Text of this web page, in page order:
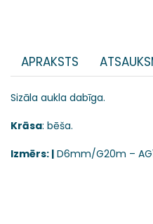
APRAKSTS
Sizāla aukla dabīga.
Krāsa: bēša.
Izmērs: | D6mm/G20m –